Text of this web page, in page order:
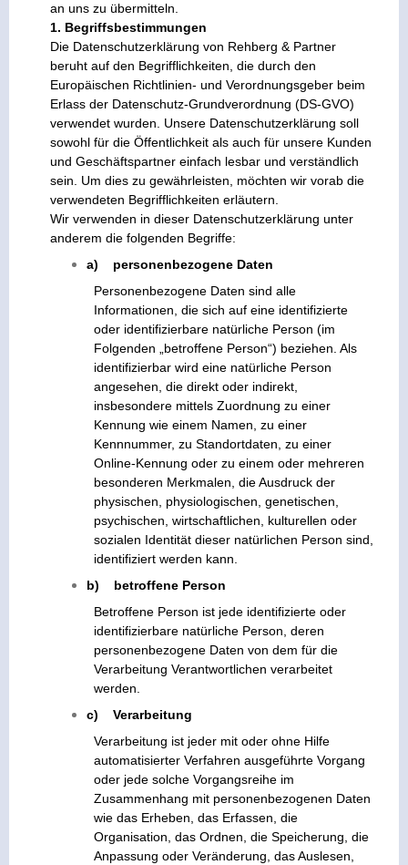
an uns zu übermitteln.
1. Begriffsbestimmungen
Die Datenschutzerklärung von Rehberg & Partner
beruht auf den Begrifflichkeiten, die durch den
Europäischen Richtlinien- und Verordnungsgeber beim
Erlass der Datenschutz-Grundverordnung (DS-GVO)
verwendet wurden. Unsere Datenschutzerklärung soll
sowohl für die Öffentlichkeit als auch für unsere Kunden
und Geschäftspartner einfach lesbar und verständlich
sein. Um dies zu gewährleisten, möchten wir vorab die
verwendeten Begrifflichkeiten erläutern.
Wir verwenden in dieser Datenschutzerklärung unter
anderem die folgenden Begriffe:
a) personenbezogene Daten
Personenbezogene Daten sind alle
Informationen, die sich auf eine identifizierte
oder identifizierbare natürliche Person (im
Folgenden „betroffene Person“) beziehen. Als
identifizierbar wird eine natürliche Person
angesehen, die direkt oder indirekt,
insbesondere mittels Zuordnung zu einer
Kennung wie einem Namen, zu einer
Kennnummer, zu Standortdaten, zu einer
Online-Kennung oder zu einem oder mehreren
besonderen Merkmalen, die Ausdruck der
physischen, physiologischen, genetischen,
psychischen, wirtschaftlichen, kulturellen oder
sozialen Identität dieser natürlichen Person sind,
identifiziert werden kann.
b) betroffene Person
Betroffene Person ist jede identifizierte oder
identifizierbare natürliche Person, deren
personenbezogene Daten von dem für die
Verarbeitung Verantwortlichen verarbeitet
werden.
c) Verarbeitung
Verarbeitung ist jeder mit oder ohne Hilfe
automatisierter Verfahren ausgeführte Vorgang
oder jede solche Vorgangsreihe im
Zusammenhang mit personenbezogenen Daten
wie das Erheben, das Erfassen, die
Organisation, das Ordnen, die Speicherung, die
Anpassung oder Veränderung, das Auslesen,